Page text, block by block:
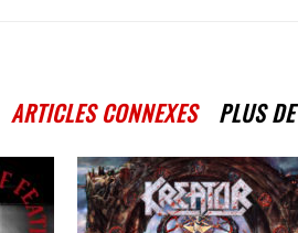
ARTICLES CONNEXES PLUS